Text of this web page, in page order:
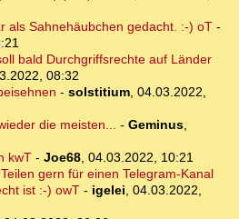
als Sahnehäubchen gedacht. :-) oT-
bald Durchgriffsrechte auf Länder
08:32
- solstitium, 04.03.2022,
die meisten... - Geminus,
kwT- Joe68, 04.03.2022, 10:21
gern für einen Telegram-Kanal
ist :-) owT - igelei, 04.03.2022,